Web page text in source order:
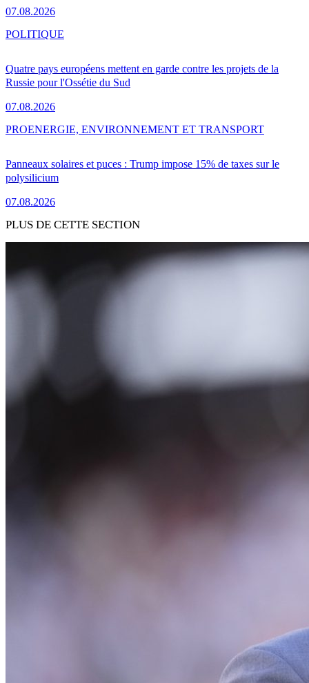
07.08.2026
Quatre pays européens mettent en garde contre les projets de la
Russie pour l'Ossétie du Sud
07.08.2026
POLITIQUE
Panneaux solaires et puces : Trump impose 15% de taxes sur le
polysilicium
07.08.2026
PROENERGIE, ENVIRONNEMENT ET TRANSPORT
PLUS DE CETTE SECTION